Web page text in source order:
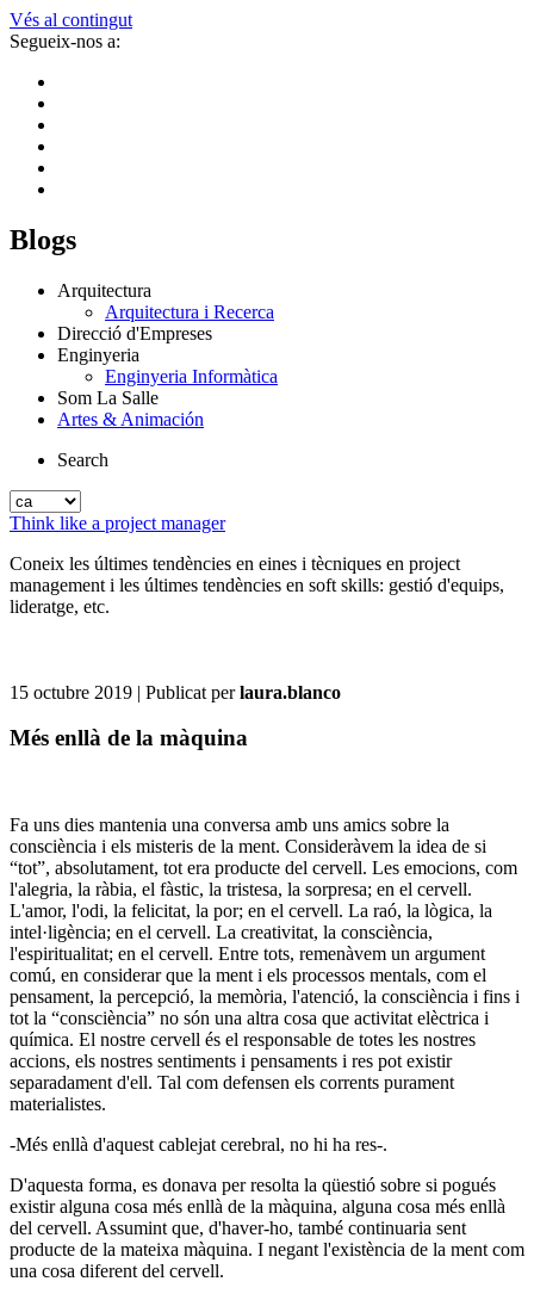
Vés al contingut
Segueix-nos a:
Blogs
Arquitectura
Arquitectura i Recerca
Direcció d'Empreses
Enginyeria
Enginyeria Informàtica
Som La Salle
Artes & Animación
Search
Think like a project manager
Coneix les últimes tendències en eines i tècniques en project
management i les últimes tendències en soft skills: gestió d'equips,
lideratge, etc.
15 octubre 2019 | Publicat perlaura.blanco
Més enllà de la màquina
Fa uns dies mantenia una conversa amb uns amics sobre la
consciència i els misteris de la ment. Consideràvem la idea de si
“tot”, absolutament, tot era producte del cervell. Les emocions, com
l'alegria, la ràbia, el fàstic, la tristesa, la sorpresa; en el cervell.
L'amor, l'odi, la felicitat, la por; en el cervell. La raó, la lògica, la
intel·ligència; en el cervell. La creativitat, la consciència,
l'espiritualitat; en el cervell. Entre tots, remenàvem un argument
comú, en considerar que la ment i els processos mentals, com el
pensament, la percepció, la memòria, l'atenció, la consciència i fins i
tot la “consciència” no són una altra cosa que activitat elèctrica i
química. El nostre cervell és el responsable de totes les nostres
accions, els nostres sentiments i pensaments i res pot existir
separadament d'ell. Tal com defensen els corrents purament
materialistes.
-Més enllà d'aquest cablejat cerebral, no hi ha res-.
D'aquesta forma, es donava per resolta la qüestió sobre si pogués
existir alguna cosa més enllà de la màquina, alguna cosa més enllà
del cervell. Assumint que, d'haver-ho, també continuaria sent
producte de la mateixa màquina. I negant l'existència de la ment com
una cosa diferent del cervell.